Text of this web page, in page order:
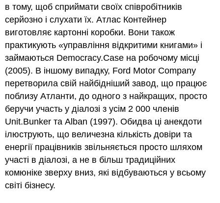
в тому, щоб сприймати своїх співробітників
серйозно і слухати їх. Атлас Контейнер
виготовляє картонні коробки. Вони також
практикують «управління відкритими книгами» і
займаються Democracy.Case на робочому місці
(2005). В іншому випадку, Ford Motor Company
перетворила свій найбідніший завод, що працює
поблизу Атланти, до одного з найкращих, просто
беручи участь у діалозі з усім 2 000 членів
Unit.Bunker та Alban (1997). Обидва ці анекдоти
ілюструють, що величезна кількість довіри та
енергії працівників звільняється просто шляхом
участі в діалозі, а не в більш традиційних
комюніке зверху вниз, які відбуваються у всьому
світі бізнесу.